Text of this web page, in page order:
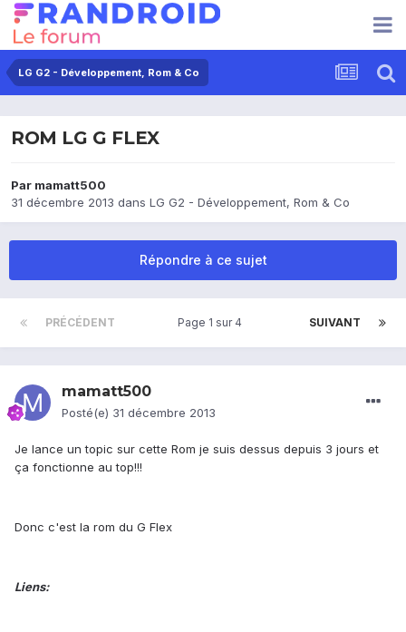
LG G2 - Développement, Rom & Co
ROM LG G FLEX
Par mamatt500
31 décembre 2013 dans LG G2 - Développement, Rom & Co
Répondre à ce sujet
PRÉCÉDENT SUIVANT
Page 1 sur 4
mamatt500
Posté(e) 31 décembre 2013
Je lance un topic sur cette Rom je suis dessus depuis 3 jours et
ça fonctionne au top!!!
Donc c'est la rom du G Flex
Liens: